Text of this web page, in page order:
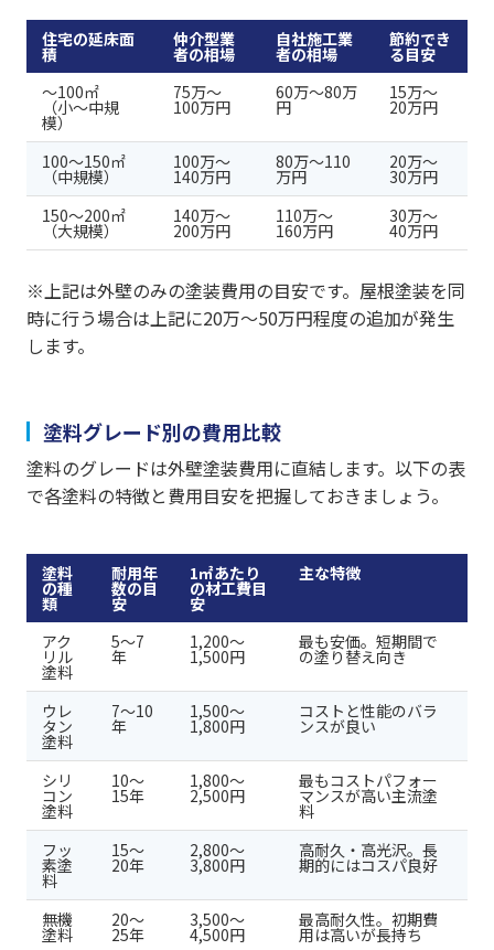
住宅の延床面
積
仲介型業
者の相場
自社施工業
者の相場
節約でき
る目安
〜100㎡
（小〜中規
模）
75万〜
100万円
60万〜80万
円
15万〜
20万円
100〜150㎡
（中規模）
100万〜
140万円
80万〜110
万円
20万〜
30万円
150〜200㎡
（大規模）
140万〜
200万円
110万〜
160万円
30万〜
40万円
※上記は外壁のみの塗装費用の目安です。屋根塗装を同
時に行う場合は上記に20万〜50万円程度の追加が発生
します。
塗料グレード別の費用比較
塗料のグレードは外壁塗装費用に直結します。以下の表
で各塗料の特徴と費用目安を把握しておきましょう。
塗料
の種
類
耐用年
数の目
安
1㎡あたり
の材工費目
安
主な特徴
アク
リル
塗料
5〜7
年
1,200〜
1,500円
最も安価。短期間で
の塗り替え向き
ウレ
タン
塗料
7〜10
年
1,500〜
1,800円
コストと性能のバラ
ンスが良い
シリ
コン
塗料
10〜
15年
1,800〜
2,500円
最もコストパフォー
マンスが高い主流塗
料
フッ
素塗
料
15〜
20年
2,800〜
3,800円
高耐久・高光沢。長
期的にはコスパ良好
無機
塗料
20〜
25年
3,500〜
4,500円
最高耐久性。初期費
用は高いが長持ち